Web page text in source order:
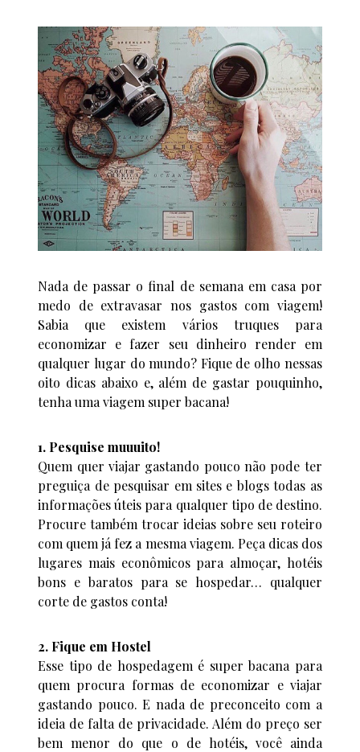
Nada de passar o final de semana em casa por
medo de extravasar nos gastos com viagem!
Sabia que existem vários truques para
economizar e fazer seu dinheiro render em
qualquer lugar do mundo? Fique de olho nessas
oito dicas abaixo e, além de gastar pouquinho,
tenha uma viagem super bacana!
1. Pesquise muuuito!
Quem quer viajar gastando pouco não pode ter
preguiça de pesquisar em sites e blogs todas as
informações úteis para qualquer tipo de destino.
Procure também trocar ideias sobre seu roteiro
com quem já fez a mesma viagem. Peça dicas dos
lugares mais econômicos para almoçar, hotéis
bons e baratos para se hospedar… qualquer
corte de gastos conta!
2. Fique em Hostel
Esse tipo de hospedagem é super bacana para
quem procura formas de economizar e viajar
gastando pouco. E nada de preconceito com a
ideia de falta de privacidade. Além do preço ser
bem menor do que o de hotéis, você ainda